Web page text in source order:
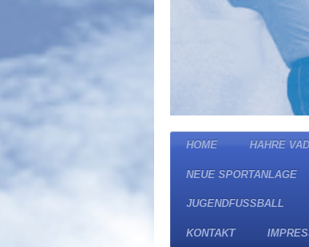
HOME HAHRE
NEUE SPORTANLAGE
JUGENDFUSSBALL
KONTAKT